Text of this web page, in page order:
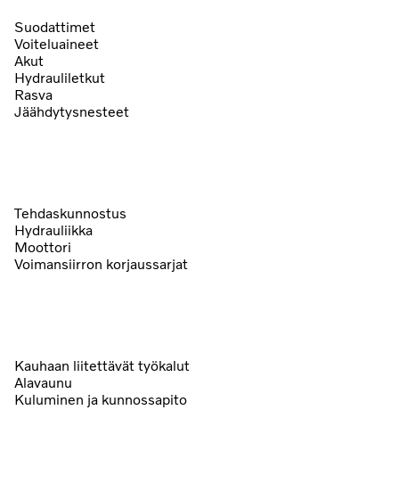
Suodattimet
Voiteluaineet
Akut
Hydrauliletkut
Rasva
Jäähdytysnesteet
Tehdaskunnostus
Hydrauliikka
Moottori
Voimansiirron korjaussarjat
Kauhaan liitettävät työkalut
Alavaunu
Kuluminen ja kunnossapito